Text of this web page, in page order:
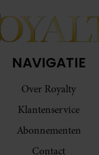
NAVIGATIE
Over Royalty
Klantenservice
Abonnementen
Contact